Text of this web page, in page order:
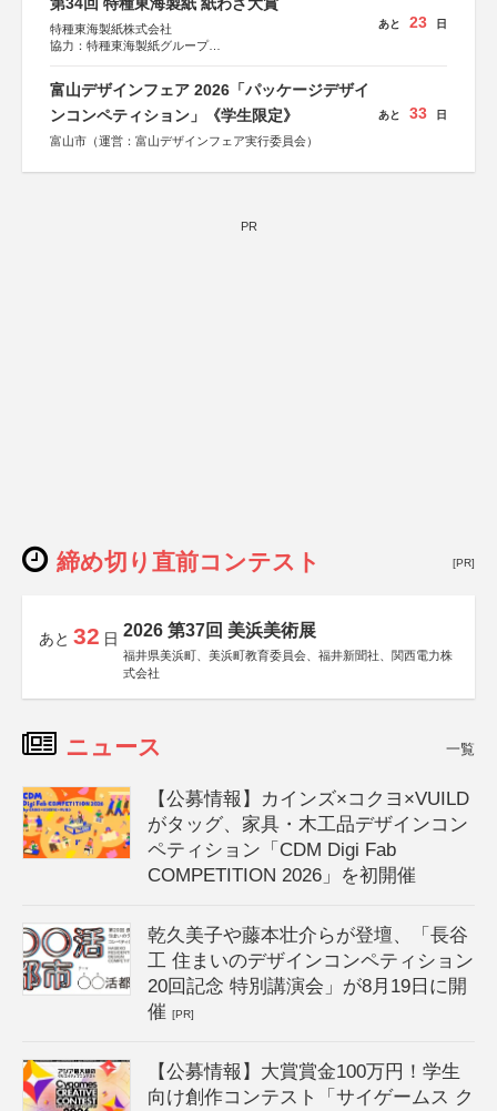
特種東海製紙株式会社
協力：特種東海製紙グループ
あと 23 日
富山デザインフェア 2026「パッケージデザイ
ンコンペティション」《学生限定》
富山市（運営：富山デザインフェア実行委員会）
あと 33 日
PR
締め切り直前コンテスト [PR]
あと 32 日 2026 第37回 美浜美術展
福井県美浜町、美浜町教育委員会、福井新聞社、関西電力株
式会社
ニュース 一覧
【公募情報】カインズ×コクヨ×VUILD
がタッグ、家具・木工品デザインコン
ペティション「CDM Digi Fab
COMPETITION 2026」を初開催
乾久美子や藤本壮介らが登壇、「長谷
工 住まいのデザインコンペティション
20回記念 特別講演会」が8月19日に開
催[PR]
【公募情報】大賞賞金100万円！学生
向け創作コンテスト「サイゲームス ク